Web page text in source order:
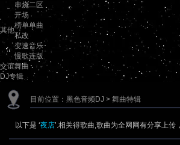
其他
串烧二区
开场
榜单单曲
私改
变速音乐
慢歌连版
交谊舞曲
DJ专辑
目前位置： 黑色音频DJ > 舞曲特辑
以下是 ‘夜店’.相关得歌曲,歌曲为全网网有分享上